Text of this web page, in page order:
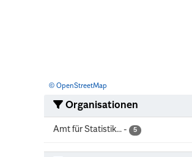
© OpenStreetMap
Organisationen
Amt für Statistik... - 5